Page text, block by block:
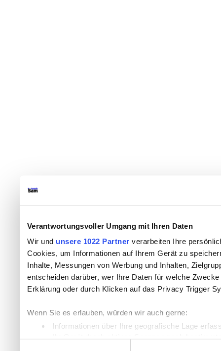
Verantwortungsvoller Umgang mit Ihren Daten
Wir und unsere 1022 Partner verarbeiten Ihre
Cookies, um Informationen auf Ihrem Gerät zu
Inhalte, Messungen von Werbung und Inhalten,
entscheiden darüber, wer Ihre Daten für welche
Erklärung oder durch Klicken auf das Privacy Trigger
Wenn Sie es erlauben, würden wir auch gerne:
Informationen über Ihre geografische Lage